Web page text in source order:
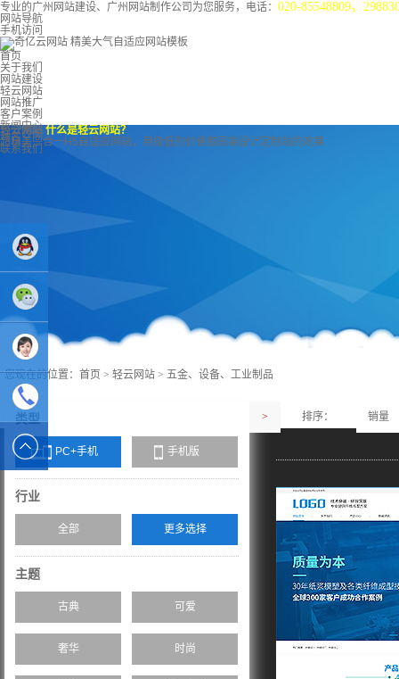
专业的广州网站建设、广州网站制作公司为您服务，电话： 020-85548809，
网站导航
手机访问
首页
关于我们
网站建设
轻云网站
网站推广
客户案例
新闻中心
域名空间
联系我们
轻云网站 什么是轻云网站？
超精美三合一H5自适应网站，用极低的价格做高端设计定制站的效果
您现在的位置： 首页 > 轻云网站 > 五金、设备、工业制品
类型
PC+手机 手机版
行业
全部 更多选择
主题
古典 可爱
奢华 时尚
> 排序： 销量
业务
QQ：
81233044
售后Q :
2589562336
电话 :
19928326554